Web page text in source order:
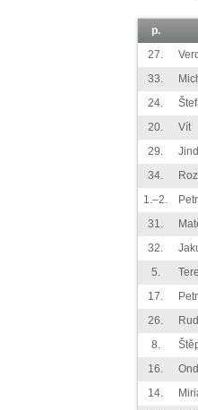
p.
27.
33.
24.
20.
Vít
29.
34.
1.–2.
Petr
31.
32.
5.
17.
26.
8.
16.
14.